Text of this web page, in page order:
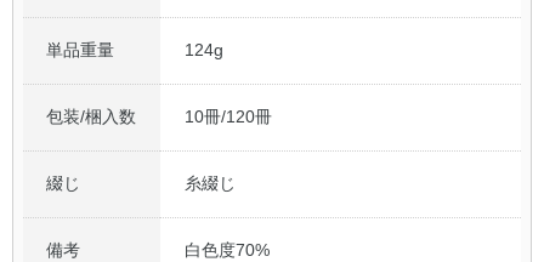
単品重量 124g
包装/梱入数 10冊/120冊
綴じ 糸綴じ
備考 白色度70%